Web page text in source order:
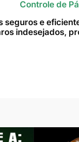
Controle de
seguros e
indesejados,